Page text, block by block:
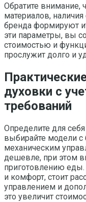
Обратите внимание,
материалов,
бренда формируют
эти параметры, вы
стоимостью и
прослужит долго и
духовки с
требований
Определите для
выбирайте модели
механическим
дешевле, при этом
приготовлению еды.
и комфорт, стоит
управлением и
это увеличит